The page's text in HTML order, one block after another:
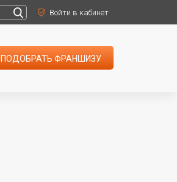
Войти в кабинет
ПОДОБРАТЬ ФРАНШИЗУ